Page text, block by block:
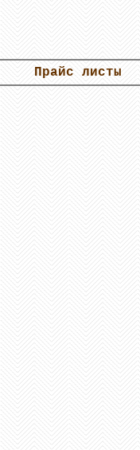
Прайс листы